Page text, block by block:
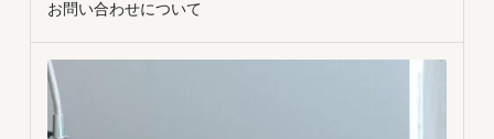
お問い合わせについて